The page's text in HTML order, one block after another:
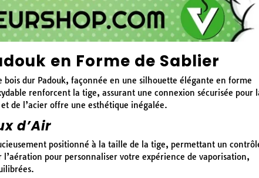
en Forme de Sablier
bois dur Padouk, façonnée en une silhouette élégante en forme
renforcent la tige, assurant une connexion sécurisée pour
de l’acier offre une esthétique inégalée.
d’Air
positionné à la taille de la tige, permettant un
l’aération pour personnaliser votre expérience de vaporisation,